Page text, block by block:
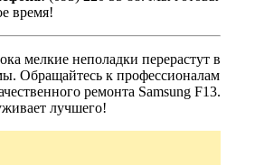
время!
мелкие неполадки перерастут в
Обращайтесь к профессионалам
ремонта Samsung F13.
лучшего!